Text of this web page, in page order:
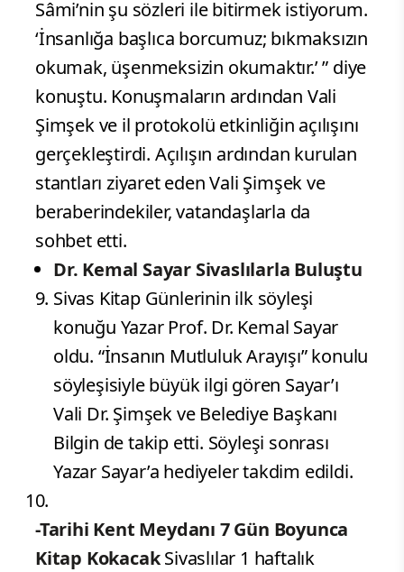
Sâmi’nin şu sözleri ile bitirmek istiyorum.
‘İnsanlığa başlıca borcumuz; bıkmaksızın
okumak, üşenmeksizin okumaktır.’ ” diye
konuştu. Konuşmaların ardından Vali
Şimşek ve il protokolü etkinliğin açılışını
gerçekleştirdi. Açılışın ardından kurulan
stantları ziyaret eden Vali Şimşek ve
beraberindekiler, vatandaşlarla da
sohbet etti.
Dr. Kemal Sayar Sivaslılarla Buluştu
Sivas Kitap Günlerinin ilk söyleşi
konuğu Yazar Prof. Dr. Kemal Sayar
oldu. “İnsanın Mutluluk Arayışı” konulu
söyleşisiyle büyük ilgi gören Sayar’ı
Vali Dr. Şimşek ve Belediye Başkanı
Bilgin de takip etti. Söyleşi sonrası
Yazar Sayar’a hediyeler takdim edildi.
-Tarihi Kent Meydanı 7 Gün Boyunca
Kitap KokacakSivaslılar 1 haftalık